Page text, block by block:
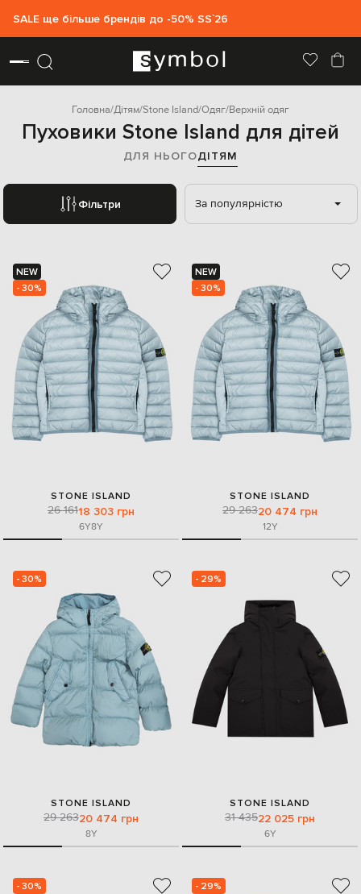
SALE ще більше брендів до -50% SS`26
Головна Дітям Stone Island Одяг Верхній одяг
Пуховики Stone Island для дітей
ДЛЯ НЬОГОДІТЯМ
Фільтри За популярністю
NEW
- 30%
STONE ISLAND
26 16118 303 грн
6Y8Y
NEW
- 30%
STONE ISLAND
29 26320 474 грн
12Y
- 30%
STONE ISLAND
29 26320 474 грн
8Y
- 29%
STONE ISLAND
31 43522 025 грн
6Y
- 30% - 29%